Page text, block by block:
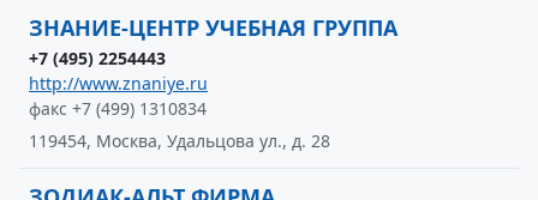
ЗНАНИЕ-ЦЕНТР УЧЕБНАЯ ГРУППА
+7 (495) 2254443
http://www.znaniye.ru
факс +7 (499) 1310834
119454, Москва, Удальцова ул., д. 28